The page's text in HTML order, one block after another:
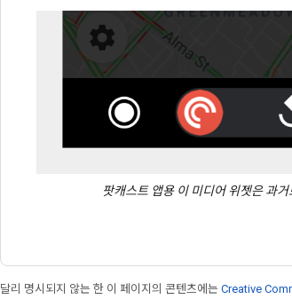
팟캐스트 앱용 이 미디어 위젯은 과
달리 명시되지 않는 한 이 페이지의 콘텐츠에는 Creative